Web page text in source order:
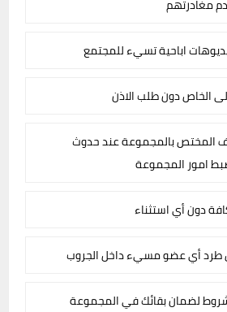
مغادرتهم
اباحية تسيء للمجتمع
الخاص دون طلب الاذن
المختص بالمجموعة عند حدوث
امور المجموعة
دون أي استثناء
طرد أي عضو مسيء داخل الجروب
لضمان بقائك في المجموعة